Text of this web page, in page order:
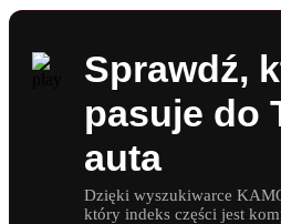
Sprawdź,
pasuje do
auta
Dzięki wyszukiwarce
który indeks części jest